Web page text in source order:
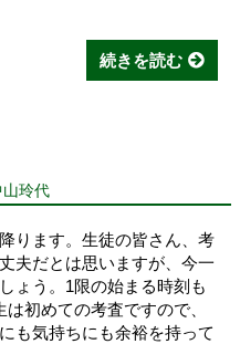
続きを読む
玲代
ります。生徒の皆さん、考
夫だとは思いますが、今一
ょう。1限の始まる時刻も
初めての考査ですので、
も気持ちにも余裕を持って